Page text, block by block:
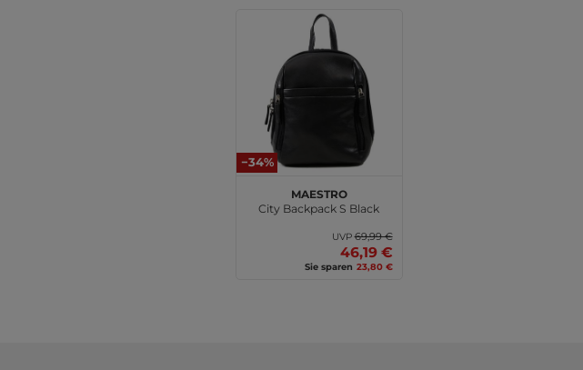
−34%
MAESTRO
City Backpack S Black
UVP69,99 €
46,19 €
Sie sparen 23,80 €